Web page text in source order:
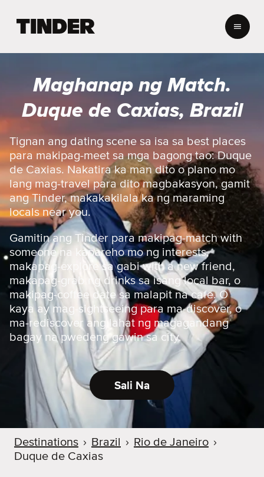
r
o
e
Maghanap ng Match.
Duque de Caxias, Brazil
Tignan ang dating scene sa isa sa best places
para makipag-meet sa mga bagong tao: Duque
de Caxias. Nakatira ka man dito o plano mo
lang mag-travel para dito magbakasyon, gamit
ang Tinder, makakakilala ka ng maraming
locals near you.
Gamitin ang Tinder para makipag-match with
someone na kapareho mo ng interests,
makapag-explore sa gabi with a new friend,
makapag-grab ng drinks sa isang local bar, o
makipag-coffee date sa malapit na cafe. O
kaya ay mag-sightseeing para ma-discover, o
ma-rediscover ang lahat ng magagandang
bagay na pwedeng gawin sa city.
Sali Na
Destinations › Brazil › Rio de Janeiro ›
Duque de Caxias